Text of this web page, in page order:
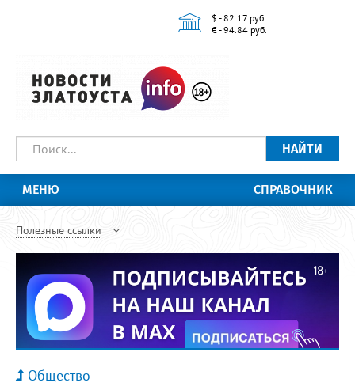
$ - 82.17 руб.
€ - 94.84 руб.
НАЙТИ
МЕНЮ СПРАВОЧНИК
Полезные ссылки
Общество